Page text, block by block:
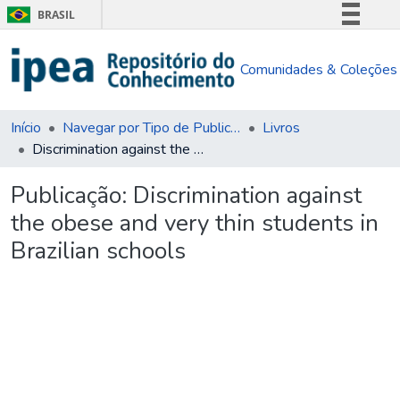
BRASIL
Comunica BR
Acesso à informação
Comunidades & Coleções
Início Navegar por Tipo de Publicação
Livros
Discrimination against the obese and very thin students in Brazilian schools
Publicação: Discrimination against
the obese and very thin students in
Brazilian schools